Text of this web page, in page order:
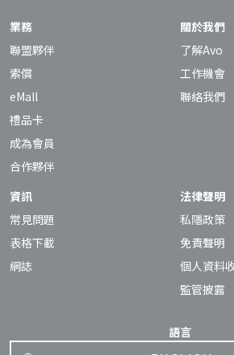
業務
聯盟夥伴
索償
eMall
禮品卡
成為會員
合作夥伴
關於我們
了解Avo
工作機會
聯絡我們
資訊
常見問題
表格下載
網誌
法律聲明
私隱政策
免責聲明
個人資料
監管披露
語言